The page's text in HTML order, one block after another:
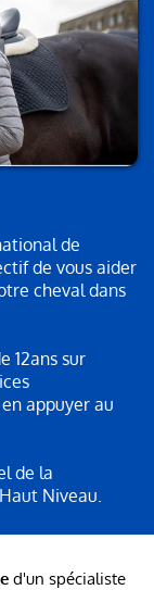
de
de vous aider
cheval dans
12ans sur
appuyer au
de la
Niveau.
d'un spécialiste